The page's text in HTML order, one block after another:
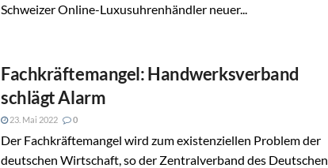
Schweizer Online-Luxusuhrenhändler neuer...
Fachkräftemangel: Handwerksverband
schlägt Alarm
23. Mai 2022 0
Der Fachkräftemangel wird zum existenziellen Problem der
deutschen Wirtschaft, so der Zentralverband des Deutschen